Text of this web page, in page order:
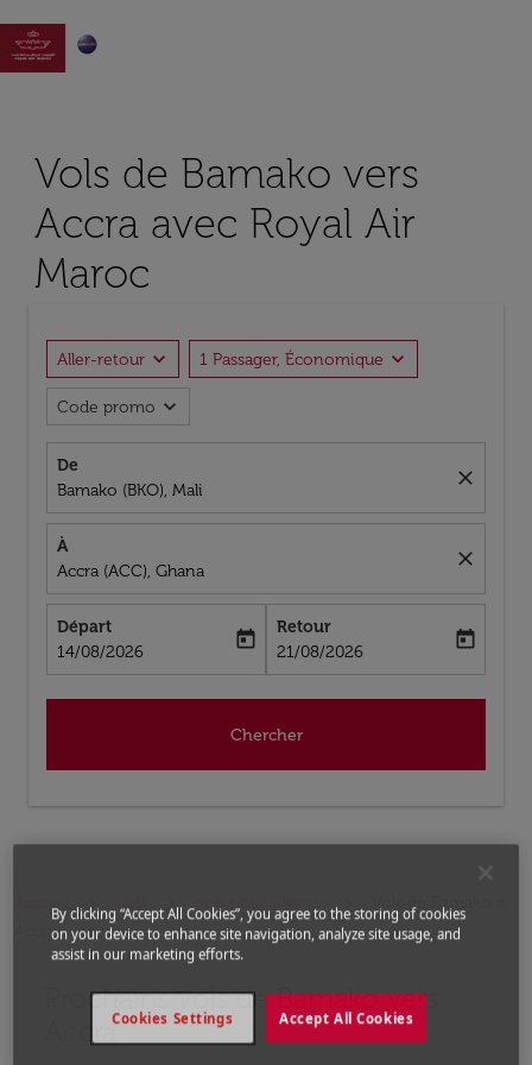

Vols de Bamako vers
Accra avec Royal Air
Maroc
Aller-retour expand_more 1 Passager, Économique expand_more
Code promo expand_more
De
Bamako (BKO), Mali
close
À
Accra (ACC), Ghana
close
Départ
fc-booking-departure-date-aria-label
14/08/2026
today
Retour
fc-booking-return-date-aria-label
21/08/2026
today
Chercher
Vols pour Ghana
Vols de Bamako a
Accra
Prochains Vols de Bamako vers
Accra
Aucun tarif trouvé pour les options populaires
By clicking “Accept All Cookies”, you agree to the storing of cookies
on your device to enhance site navigation, analyze site usage, and
assist in our marketing efforts.
Accept All Cookies
Cookies Settings